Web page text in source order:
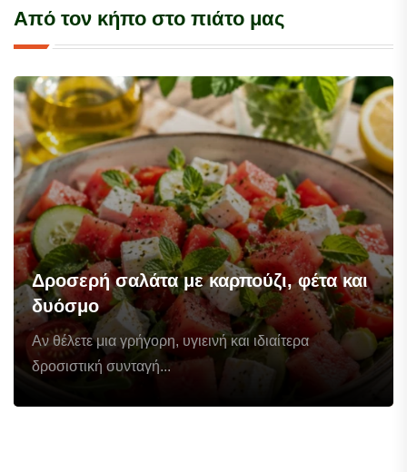
Από τον κήπο στο πιάτο μας
Δροσερή σαλάτα με καρπούζι, φέτα και
δυόσμο
Αν θέλετε μια γρήγορη, υγιεινή και ιδιαίτερα
δροσιστική συνταγή...